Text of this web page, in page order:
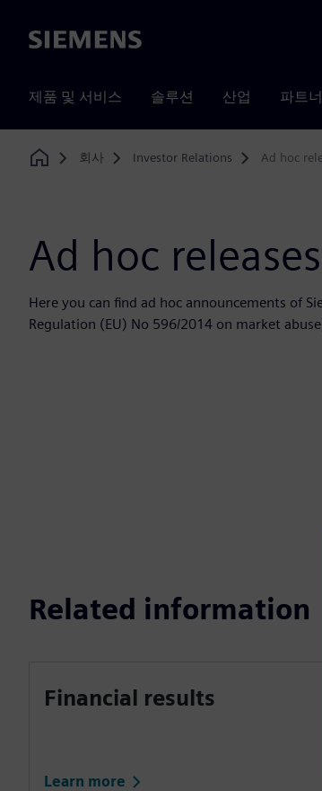
Siemens
제품 및 서비스 솔루션 산업 파트
Home
회사 Investor Relations Ad hoc
Ad hoc releases
Here you can find ad hoc announcements of
Regulation (EU) No 596/2014 on market
Related information
Financial results
Learn more